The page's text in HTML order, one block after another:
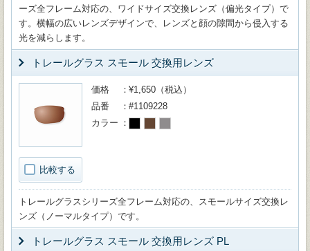
ーズ全フレーム対応の、ワイドサイズ交換レンズ（偏光タイプ）で
す。横幅の広いレンズデザインで、レンズと顔の隙間から侵入する
光を減らします。
トレールグラス スモール 交換用レンズ
比較する
価格
¥1,650（税込）
品番
#1109228
カラー
トレールグラスシリーズ全フレーム対応の、スモールサイズ交換レ
ンズ（ノーマルタイプ）です。
トレールグラス スモール 交換用レンズ PL